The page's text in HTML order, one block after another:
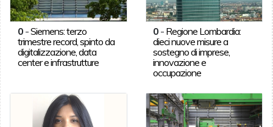
0-Siemens: terzo
trimestre record, spinto da
digitalizzazione, data
center e infrastrutture
0 - Regione Lombardia:
dieci nuove misure a
sostegno di imprese,
innovazione e
occupazione